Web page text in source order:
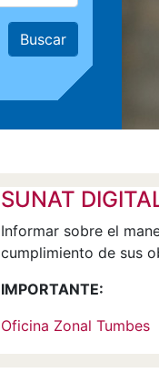
SUNAT
Informar sobre el
cumplimiento de sus
IMPORTANTE:
Oficina Zonal Tumbes